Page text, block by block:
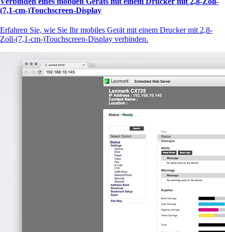
(7,1-cm-)Touchscreen‑Display
Erfahren Sie, wie Sie Ihr mobiles Gerät mit einem Drucker mit 2,8-
Zoll-(7,1-cm-)Touchscreen‑Display verbinden.